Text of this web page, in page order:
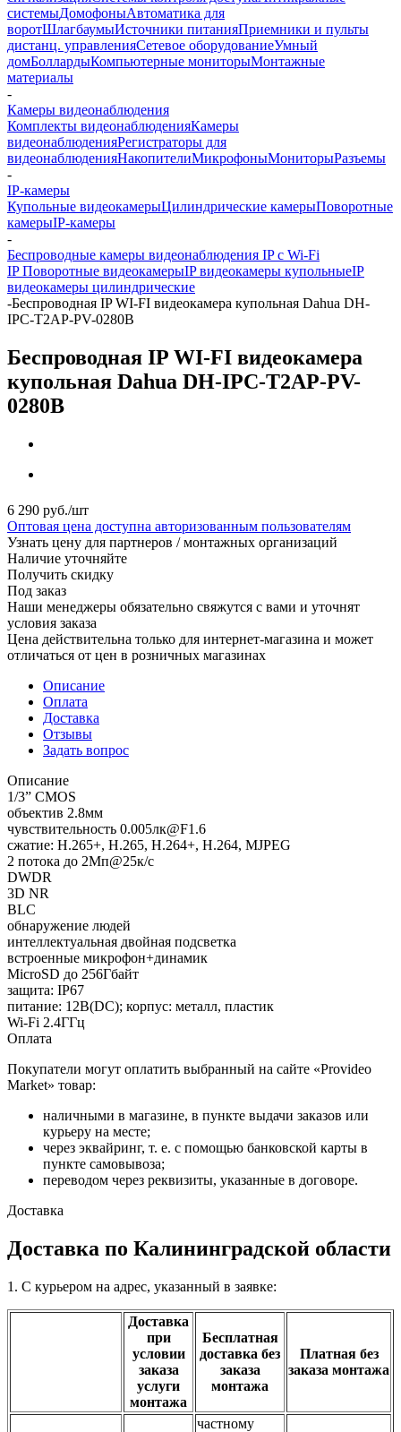
системыДомофоныАвтоматика для
воротШлагбаумыИсточники питанияПриемники и пульты
дистанц. управленияСетевое оборудованиеУмный
домБоллардыКомпьютерные мониторыМонтажные
материалы
-
Камеры видеонаблюдения
Комплекты видеонаблюденияКамеры
видеонаблюденияРегистраторы для
видеонаблюденияНакопителиМикрофоныМониторыРазъемы
-
IP-камеры
Купольные видеокамерыЦилиндрические камерыПоворотные
камерыIP-камеры
-
Беспроводные камеры видеонаблюдения IP с Wi-Fi
IP Поворотные видеокамерыIP видеокамеры купольныеIP
видеокамеры цилиндрические
-Беспроводная IP WI-FI видеокамера купольная Dahua DH-
IPC-T2AP-PV-0280B
Беспроводная IP WI-FI видеокамера
купольная Dahua DH-IPC-T2AP-PV-
0280B
6 290 руб./шт
Оптовая цена доступна авторизованным пользователям
Узнать цену для партнеров / монтажных организаций
Наличие уточняйте
Получить скидку
Под заказ
Наши менеджеры обязательно свяжутся с вами и уточнят
условия заказа
Цена действительна только для интернет-магазина и может
отличаться от цен в розничных магазинах
Описание
Оплата
Доставка
Отзывы
Задать вопрос
Описание
1/3” CMOS
объектив 2.8мм
чувствительность 0.005лк@F1.6
сжатие: H.265+, H.265, H.264+, H.264, MJPEG
2 потока до 2Мп@25к/с
DWDR
3D NR
BLC
обнаружение людей
интеллектуальная двойная подсветка
встроенные микрофон+динамик
MicroSD до 256Гбайт
защита: IP67
питание: 12В(DC); корпус: металл, пластик
Wi-Fi 2.4ГГц
Оплата
Покупатели могут оплатить выбранный на сайте «Provideo
Market» товар:
наличными в магазине, в пункте выдачи заказов или
курьеру на месте;
через эквайринг, т. е. с помощью банковской карты в
пункте самовывоза;
переводом через реквизиты, указанные в договоре.
Доставка
Доставка по Калининградской области
1. С курьером на адрес, указанный в заявке:
Доставка
при
условии
заказа
услуги
монтажа
Бесплатная
доставка без
заказа
монтажа
Платная без
заказа монтажа
частному